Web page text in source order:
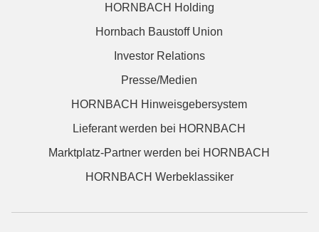
HORNBACH Holding
Hornbach Baustoff Union
Investor Relations
Presse/Medien
HORNBACH Hinweisgebersystem
Lieferant werden bei HORNBACH
Marktplatz-Partner werden bei HORNBACH
HORNBACH Werbeklassiker